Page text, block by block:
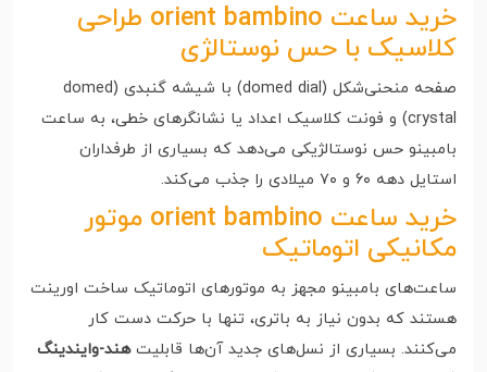
خرید ساعت orient bambino طراحی
کلاسیک با حس نوستالژی
صفحه منحنی‌شکل (domed dial) با شیشه گنبدی (domed
crystal) و فونت کلاسیک اعداد یا نشانگرهای خطی، به ساعت
بامبینو حس نوستالژیکی می‌دهد که بسیاری از طرفداران
استایل دهه ۶۰ و ۷۰ میلادی را جذب می‌کند.
خرید ساعت orient bambino موتور
مکانیکی اتوماتیک
ساعت‌های بامبینو مجهز به موتورهای اتوماتیک ساخت اورینت
هستند که بدون نیاز به باتری، تنها با حرکت دست کار
می‌کنند. بسیاری از نسل‌های جدید آن‌ها قابلیتهند-وایندینگ